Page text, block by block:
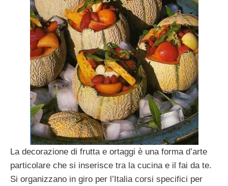
La decorazione di frutta e ortaggi è una forma d’arte
particolare che si inserisce tra la cucina e il fai da te.
Si organizzano in giro per l’Italia corsi specifici per